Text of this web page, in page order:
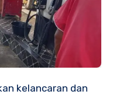
kelancaran dan